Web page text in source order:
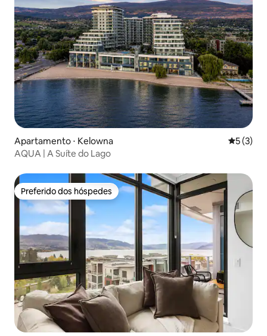
Apartamento ⋅ Kelowna 5 de
5 (3)
AQUA | A Suíte do Lago
Preferido dos hóspedes
Preferido dos hóspedes